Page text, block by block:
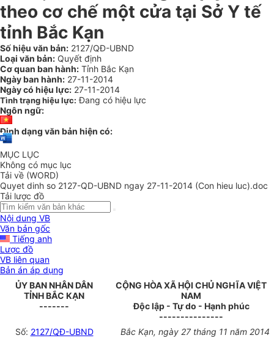
theo cơ chế một cửa tại Sở Y tế
tỉnh Bắc Kạn
Số hiệu văn bản: 2127/QĐ-UBND
Loại văn bản: Quyết định
Cơ quan ban hành: Tỉnh Bắc Kạn
Ngày ban hành: 27-11-2014
Ngày có hiệu lực: 27-11-2014
Tình trạng hiệu lực: Đang có hiệu lực
Ngôn ngữ:
Định dạng văn bản hiện có:
MỤC LỤC
Không có mục lục
Tải về (WORD)
Quyet dinh so 2127-QD-UBND ngay 27-11-2014 (Con hieu luc).doc
Tải lược đồ
Nội dung VB
Văn bản gốc
Tiếng anh
Lược đồ
VB liên quan
Bản án áp dụng
ỦY BAN NHÂN DÂN
TỈNH BẮC KẠN
-------
CỘNG HÒA XÃ HỘI CHỦ NGHĨA VIỆT
NAM
Độc lập - Tự do - Hạnh phúc
---------------
Số: 2127/QĐ-UBND Bắc Kạn, ngày 27 tháng 11 năm 2014